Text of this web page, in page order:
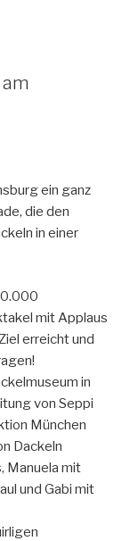
ein ganz
die den
in einer
mit Applaus
erreicht und
in
von Seppi
München
Dackeln
Manuela mit
und Gabi mit